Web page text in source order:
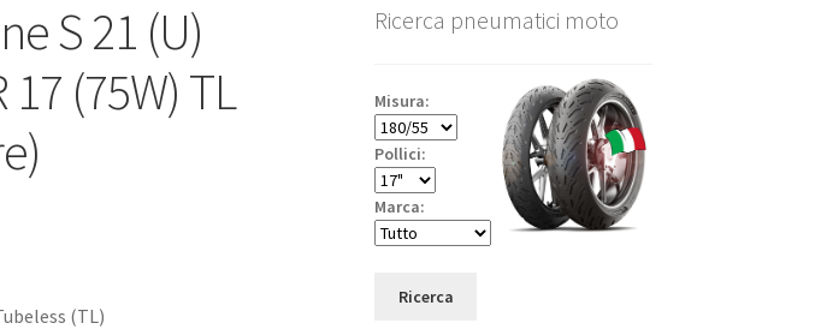
S 21 (U)
17 (75W) TL
(TL)
Ricerca pneumatici moto
Misura:
Pollici:
Marca:
Ricerca